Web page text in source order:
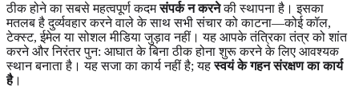
ठीक होने का सबसे महत्वपूर्ण कदमसंपर्क न करनेकी स्थापना है। इसका
मतलब है दुर्व्यवहार करने वाले के साथ सभी संचार को काटना—कोई कॉल,
टेक्स्ट, ईमेल या सोशल मीडिया जुड़ाव नहीं। यह आपके तंत्रिका तंत्र को शांत
करने और निरंतर पुन: आघात के बिना ठीक होना शुरू करने के लिए आवश्यक
स्थान बनाता है। यह सजा का कार्य नहीं है; यहस्वयं के गहन संरक्षण का कार्य
है।